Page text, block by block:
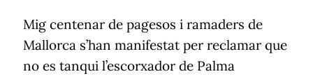
Mig centenar de pagesos i ramaders de
Mallorca s’han manifestat per reclamar que
no es tanqui l’escorxador de Palma